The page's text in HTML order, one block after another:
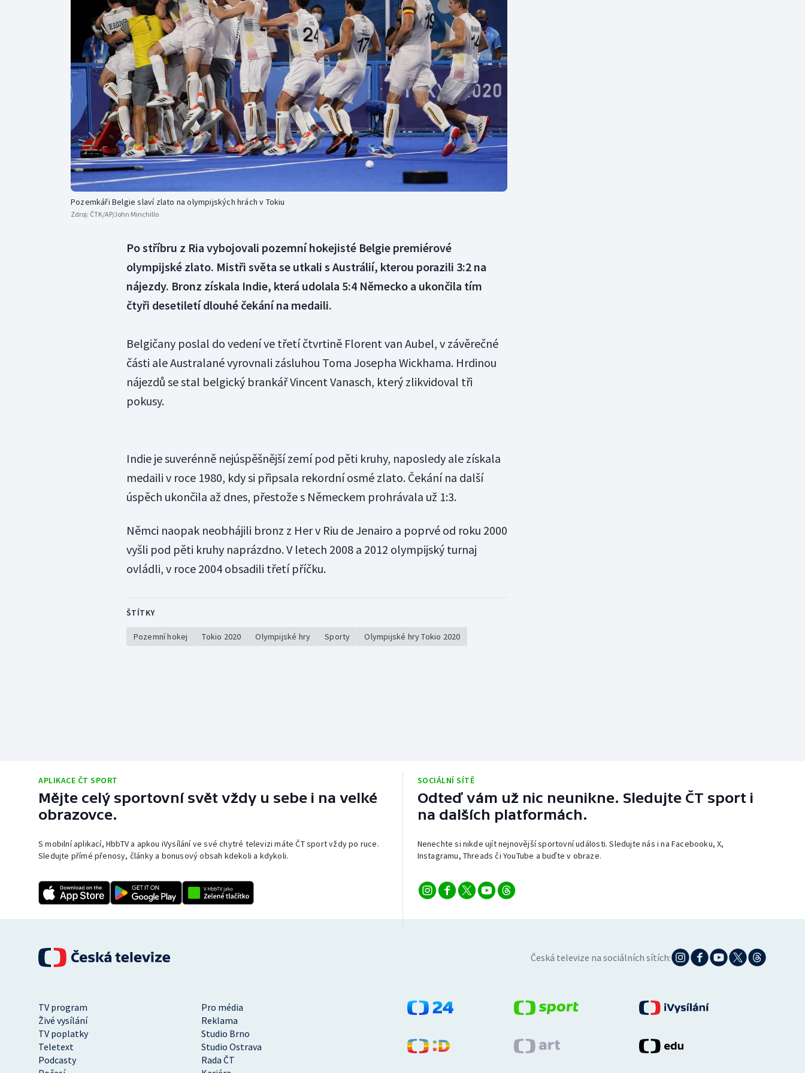
Curling
Dostihy
Florbal
Futsal
Golf
Gymnastika
Moderní pětiboj
Motorsport
Olympijské hry
Parasport
Plavání
Plážový volejbal
Triatlon
Veslování
Vodní slalom
Volejbal
Ostatní
Pozemkáři Belgie slaví zlato na olympijských hrách v Tokiu
Zdroj: ČTK/AP/John Minchillo
Po stříbru z Ria vybojovali pozemní hokejisté Belgie premiérové
olympijské zlato. Mistři světa se utkali s Austrálií, kterou porazili 3:2 na
nájezdy. Bronz získala Indie, která udolala 5:4 Německo a ukončila tím
čtyři desetiletí dlouhé čekání na medaili.
Belgičany poslal do vedení ve třetí čtvrtině Florent van Aubel, v závěrečné
části ale Australané vyrovnali zásluhou Toma Josepha Wickhama. Hrdinou
nájezdů se stal belgický brankář Vincent Vanasch, který zlikvidoval tři
pokusy.
Indie je suverénně nejúspěšnější zemí pod pěti kruhy, naposledy ale získala
medaili v roce 1980, kdy si připsala rekordní osmé zlato. Čekání na další
úspěch ukončila až dnes, přestože s Německem prohrávala už 1:3.
Němci naopak neobhájili bronz z Her v Riu de Jenairo a poprvé od roku 2000
vyšli pod pěti kruhy naprázdno. V letech 2008 a 2012 olympijský turnaj
ovládli, v roce 2004 obsadili třetí příčku.
ŠTÍTKY
Pozemní hokej Tokio 2020 Olympijské hry Sporty Olympijské hry Tokio 2020
APLIKACE ČT SPORT
Mějte celý sportovní svět vždy u sebe i na velké
obrazovce.
S mobilní aplikací, HbbTV a apkou iVysílání ve své chytré televizi máte ČT sport vždy po ruce.
Sledujte přímé přenosy, články a bonusový obsah kdekoli a kdykoli.
SOCIÁLNÍ SÍTĚ
Odteď vám už nic neunikne. Sledujte ČT sport i
na dalších platformách.
Nenechte si nikde ujít nejnovější sportovní události. Sledujte nás i na Facebooku, X,
Instagramu, Threads či YouTube a buďte v obraze.
Česká televize na sociálních sítích:
TV program
Pro média
Živé vysílání
Reklama
TV poplatky
Studio Brno
Teletext
Studio Ostrava
Podcasty
Rada ČT